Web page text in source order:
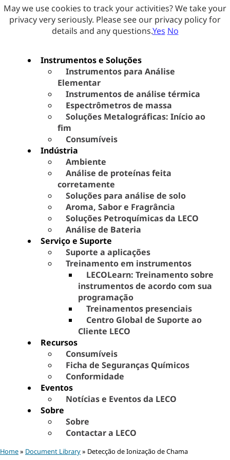
Instrumentos e Soluções
Instrumentos para Análise
Elementar
Instrumentos de análise térmica
Espectrômetros de massa
Soluções Metalográficas: Início ao
fim
Consumíveis
Indústria
Ambiente
Análise de proteínas feita
corretamente
Soluções para análise de solo
Aroma, Sabor e Fragrância
Soluções Petroquímicas da LECO
Análise de Bateria
Serviço e Suporte
Suporte a aplicações
Treinamento em instrumentos
LECOLearn: Treinamento sobre
instrumentos de acordo com sua
programação
Treinamentos presenciais
Centro Global de Suporte ao
Cliente LECO
Recursos
Consumíveis
Ficha de Seguranças Químicos
Conformidade
Eventos
Notícias e Eventos da LECO
Sobre
Sobre
Contactar a LECO
Home» Document Library» Detecção de Ionização de Chama
May we use cookies to track your activities? We take your
privacy very seriously. Please see our privacy policy for
details and any questions.Yes No